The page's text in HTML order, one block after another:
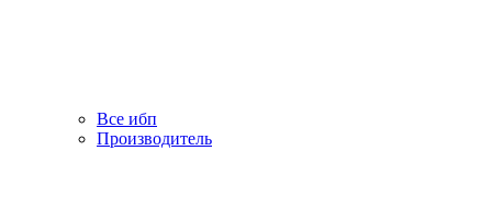
Все ибп
Производитель